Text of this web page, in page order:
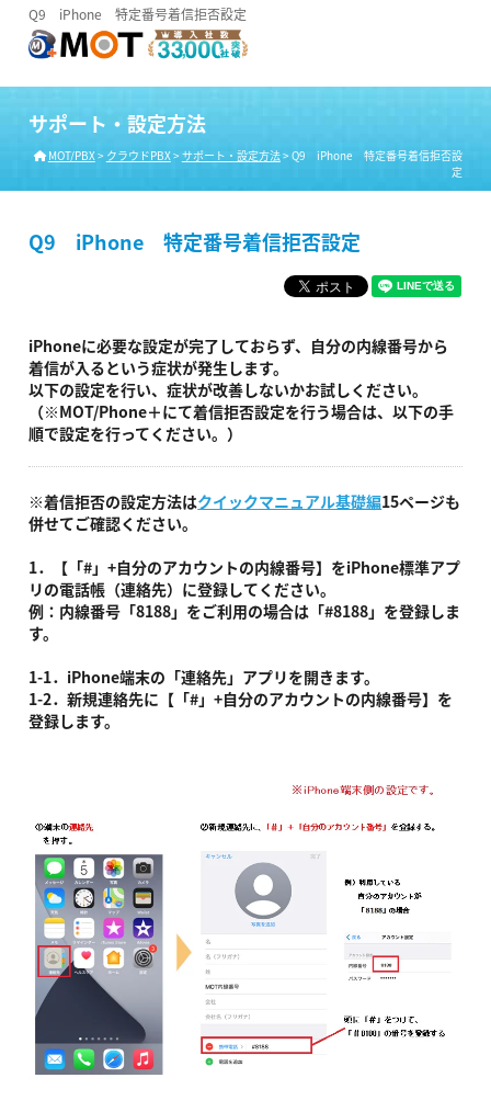
Q9 iPhone 特定番号着信拒否設定
サポート・設定方法
MOT/PBX> クラウドPBX> サポート・設定方法>Q9 iPhone 特定番号着信拒否設
定
Q9 iPhone 特定番号着信拒否設定
iPhoneに必要な設定が完了しておらず、自分の内線番号から
着信が入るという症状が発生します。
以下の設定を行い、症状が改善しないかお試しください。
（※MOT/Phone＋にて着信拒否設定を行う場合は、以下の手
順で設定を行ってください。）
※着信拒否の設定方法はクイックマニュアル基礎編15ページも
併せてご確認ください。
1．【「#」+自分のアカウントの内線番号】をiPhone標準アプ
リの電話帳（連絡先）に登録してください。
例：内線番号「8188」をご利用の場合は「#8188」を登録しま
す。
1-1．iPhone端末の「連絡先」アプリを開きます。
1-2．新規連絡先に【「#」+自分のアカウントの内線番号】を
登録します。